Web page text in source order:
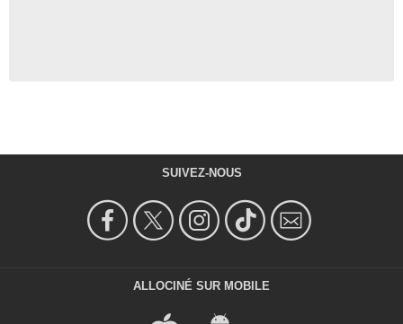
SUIVEZ-NOUS
ALLOCINÉ SUR MOBILE